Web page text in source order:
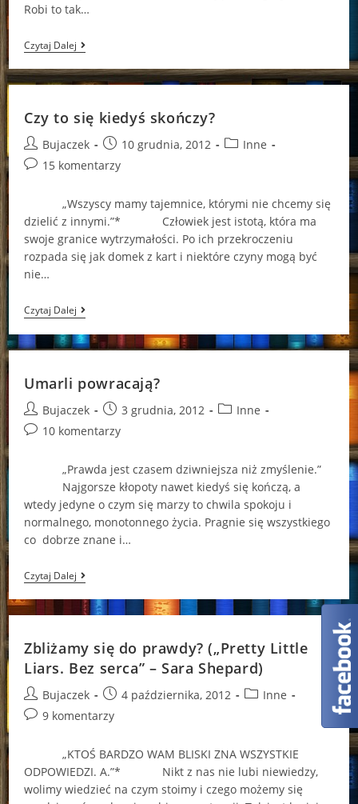
Robi to tak…
Czytaj DalejPrawda
Czy
Urojenie?
Czy to się kiedyś skończy?
Post
author:
Bujaczek
Post
published:
10 grudnia, 2012
PostInne
Post15 komentarzy
„Wszyscy mamy tajemnice, którymi nie chcemy się
dzielić z innymi.”* Człowiek jest istotą, która ma
swoje granice wytrzymałości. Po ich przekroczeniu
rozpada się jak domek z kart i niektóre czyny mogą być
nie…
Czytaj DalejCzy
To
Się
Kiedyś
Umarli powracają?
Post
author:
Bujaczek
Post
published:
3 grudnia, 2012
PostInne
Post10 komentarzy
„Prawda jest czasem dziwniejsza niż zmyślenie.”
Najgorsze kłopoty nawet kiedyś się kończą, a
wtedy jedyne o czym się marzy to chwila spokoju i
normalnego, monotonnego życia. Pragnie się wszystkiego
co dobrze znane i…
Czytaj DalejUmarli
Powracają?
Zbliżamy się do prawdy? („Pretty Little
Liars. Bez serca” – Sara Shepard)
Post
author:
Bujaczek
Post
published:
4 października, 2012
PostInne
Post9 komentarzy
„KTOŚ BARDZO WAM BLISKI ZNA WSZYSTKIE
ODPOWIEDZI. A.”* Nikt z nas nie lubi niewiedzy,
wolimy wiedzieć na czym stoimy i czego możemy się